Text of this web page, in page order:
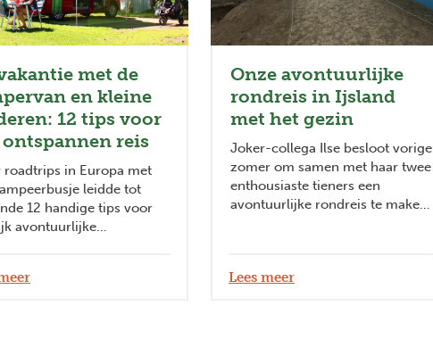
met de
en kleine
12 tips voor
ontspannen reis
roadtrips in Europa met
leidde tot
12 handige tips voor
avontuurlijke
Onze avontuurlijke
rondreis in Ijsland
met het gezin
Joker-collega Ilse besloot vorige
zomer om samen met haar twee
enthousiaste tieners een
avontuurlijke rondreis te maken
Lees meer